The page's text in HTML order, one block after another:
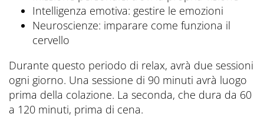
Intelligenza emotiva: gestire le emozioni
Neuroscienze: imparare come funziona il
cervello
Durante questo periodo di relax, avrà due sessioni
ogni giorno. Una sessione di 90 minuti avrà luogo
prima della colazione. La seconda, che dura da 60
a 120 minuti, prima di cena.